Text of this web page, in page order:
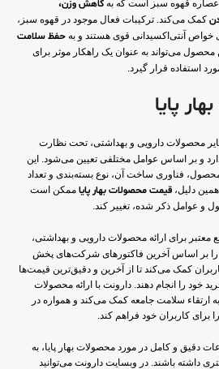
قهوه سبز است که به کاهش وزن،
کمک می‌کند. ترکیبات فعال موجود در قهوه سبز،
خواص آنتی‌اکسیدانی قوی هستند و به حفظ سلامت
می‌تواند به عنوان یک راهکار موثر برای
استفاده قرار گیرد.
پایا
محصولات دارویی و بهداشتی، تحت نظارت
و بر اساس عوامل مختلفی تعیین می‌شود. این
فناوری ساخت آن، نوع بسته‌بندی و تعداد
دلیل، قیمت محصولات بهار پایا ممکن است
و عوامل ذکر شده، تغییر کند.
معتبر برای ارائه محصولات دارویی و بهداشتی،
را بر اساس آخرین فاکتورهای شرکت‌های پخش
کمک می‌کند تا از آخرین و دقیق‌ترین قیمت‌ها
خود را انجام دهند. دارونت با ارائه محصولات
ارتقاء سلامت جامعه کمک می‌کند و همواره در
برای کاربران خود فراهم کند.
دقیق و کامل در مورد محصولات بهار پایا، به
داشته باشند. در وبسایت دارونت می‌توانید